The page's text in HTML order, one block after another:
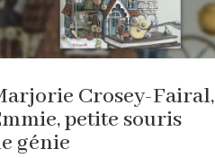
Crosey-Fairal,
petite souris
génie